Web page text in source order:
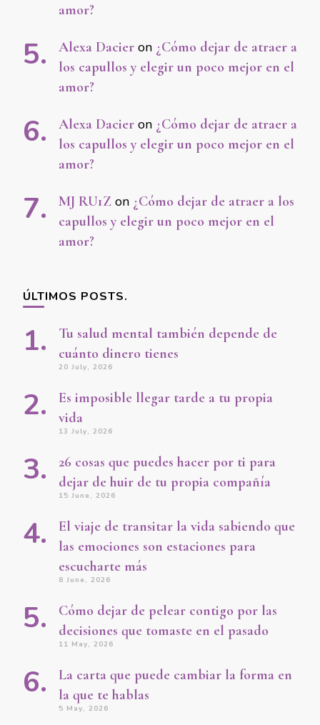
amor?
Alexa Dacier on ¿Cómo dejar de atraer a
los capullos y elegir un poco mejor en el
amor?
Alexa Dacier on ¿Cómo dejar de atraer a
los capullos y elegir un poco mejor en el
amor?
MJ RU1Z on ¿Cómo dejar de atraer a los
capullos y elegir un poco mejor en el
amor?
ÚLTIMOS POSTS.
Tu salud mental también depende de
cuánto dinero tienes
20 July, 2026
Es imposible llegar tarde a tu propia
vida
13 July, 2026
26 cosas que puedes hacer por ti para
dejar de huir de tu propia compañía
15 June, 2026
El viaje de transitar la vida sabiendo que
las emociones son estaciones para
escucharte más
8 June, 2026
Cómo dejar de pelear contigo por las
decisiones que tomaste en el pasado
11 May, 2026
La carta que puede cambiar la forma en
la que te hablas
5 May, 2026